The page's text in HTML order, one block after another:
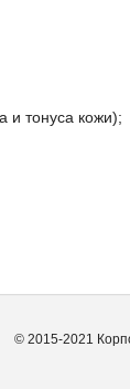
и тонуса кожи);
© 2015-2021